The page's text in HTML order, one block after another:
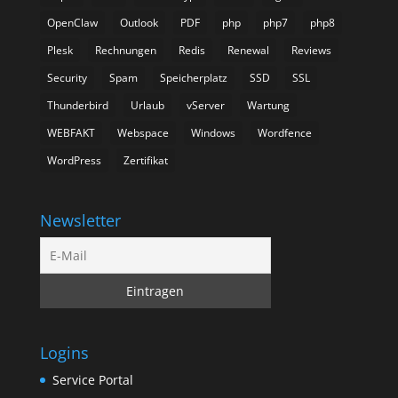
OpenClaw
Outlook PDF php php7
php8
Plesk
Rechnungen Redis Renewal
Reviews
Security
Spam Speicherplatz SSD
SSL
Thunderbird
Urlaub vServer
Wartung
WEBFAKT
Webspace Windows
Wordfence
WordPress
Zertifikat
Newsletter
Logins
Service Portal